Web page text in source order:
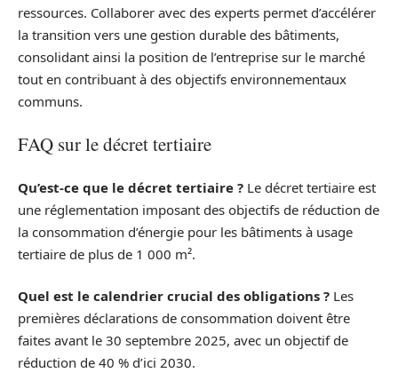
ressources. Collaborer avec des experts permet d’accélérer
la transition vers une gestion durable des bâtiments,
consolidant ainsi la position de l’entreprise sur le marché
tout en contribuant à des objectifs environnementaux
communs.
FAQ sur le décret tertiaire
Qu’est-ce que le décret tertiaire ? Le décret tertiaire est
une réglementation imposant des objectifs de réduction de
la consommation d’énergie pour les bâtiments à usage
tertiaire de plus de 1 000 m².
Quel est le calendrier crucial des obligations ? Les
premières déclarations de consommation doivent être
faites avant le 30 septembre 2025, avec un objectif de
réduction de 40 % d’ici 2030.